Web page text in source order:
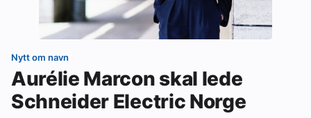
Nytt om navn
Aurélie Marcon skal lede
Schneider Electric Norge